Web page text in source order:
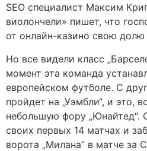
SEO специалист Максим
виолончели» пишет, что
от онлайн-казино свою долю
Но все видели класс
момент эта команда
европейском футболе. С
пройдет на „Уэмбли“, и это,
небольшую фору „Юнайтед“.
своих первых 14 матчах и
ворота „Милана” в матче за